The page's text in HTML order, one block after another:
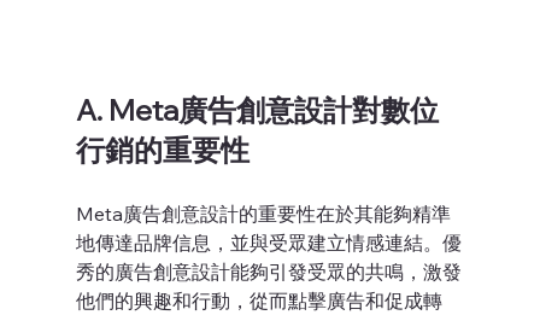
A. Meta廣告創意設計對數位
行銷的重要性
Meta廣告創意設計的重要性在於其能夠精準
地傳達品牌信息，並與受眾建立情感連結。優
秀的廣告創意設計能夠引發受眾的共鳴，激發
他們的興趣和行動，從而點擊廣告和促成轉